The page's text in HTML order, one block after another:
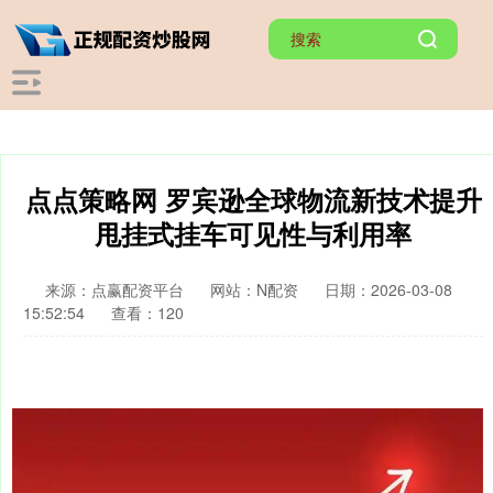
点点策略网 罗宾逊全球物流新技术提升
甩挂式挂车可见性与利用率
来源：点赢配资平台 网站：N配资
日期：2026-03-08
15:52:54
查看：120